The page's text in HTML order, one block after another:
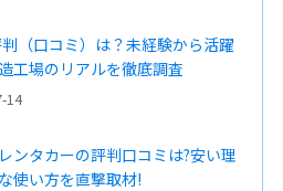
（口コミ）は？未経験から活躍
工場のリアルを徹底調査
14
ンタカーの評判口コミは?安い理
使い方を直撃取材!